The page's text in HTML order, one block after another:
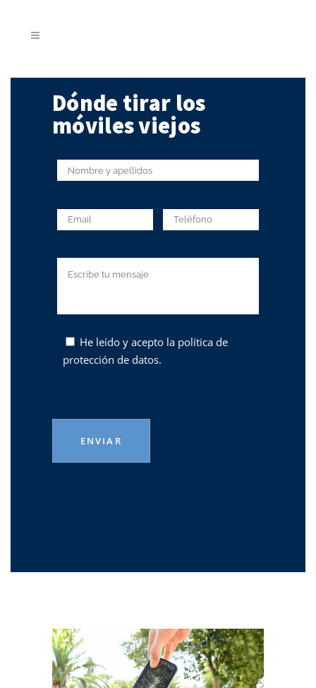
Dónde tirar los
móviles viejos
He leído y acepto la política de
protección de datos.